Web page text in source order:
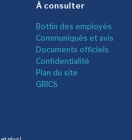
À consulter
Bottin des employés
Communiqués et avis
Documents officiels
Confidentialité
Plan du site
GRICS